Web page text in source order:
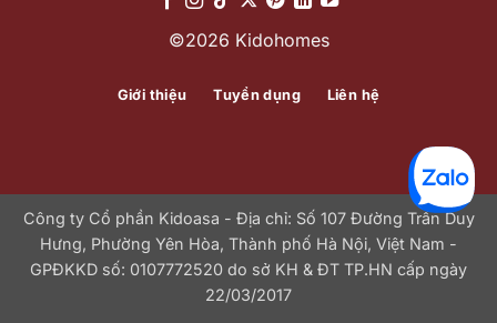
©2026 Kidohomes
Giới thiệu Tuyển dụng Liên hệ
Công ty Cổ phần Kidoasa - Địa chỉ: Số 107 Đường Trần Duy
Hưng, Phường Yên Hòa, Thành phố Hà Nội, Việt Nam -
GPĐKKD số: 0107772520 do sở KH & ĐT TP.HN cấp ngày
22/03/2017